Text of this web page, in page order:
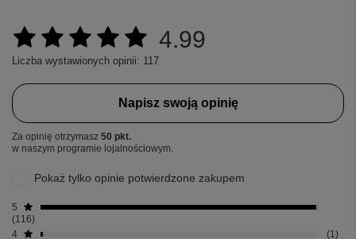
4.99
Liczba wystawionych opinii: 117
Napisz swoją opinię
Za opinię otrzymasz 50 pkt.
w naszym programie lojalnościowym.
Pokaż tylko opinie potwierdzone zakupem
5
116
4
1